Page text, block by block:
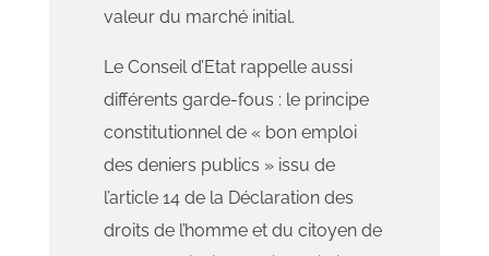
valeur du marché initial.
Le Conseil d’Etat rappelle aussi
différents garde-fous : le principe
constitutionnel de « bon emploi
des deniers publics » issu de
l’article 14 de la Déclaration des
droits de l’homme et du citoyen de